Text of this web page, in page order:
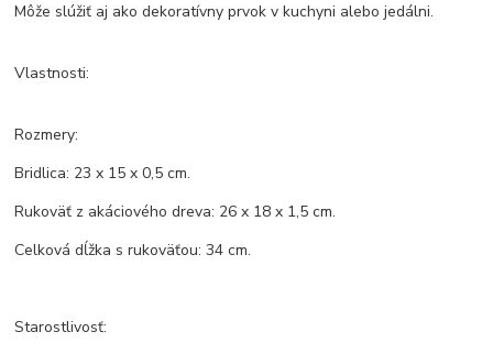
Môže slúžiť aj ako dekoratívny prvok v kuchyni alebo jedálni.
Vlastnosti:
Rozmery:
Bridlica: 23 x 15 x 0,5 cm.
Rukoväť z akáciového dreva: 26 x 18 x 1,5 cm.
Celková dĺžka s rukoväťou: 34 cm.
Starostlivosť: